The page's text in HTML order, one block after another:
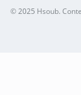
© 2025Hsoub.